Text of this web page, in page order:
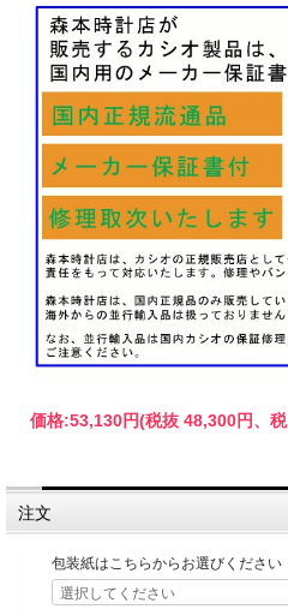
価格:53,130円(税抜 48,300円、
注文
包装紙はこちらからお選びください